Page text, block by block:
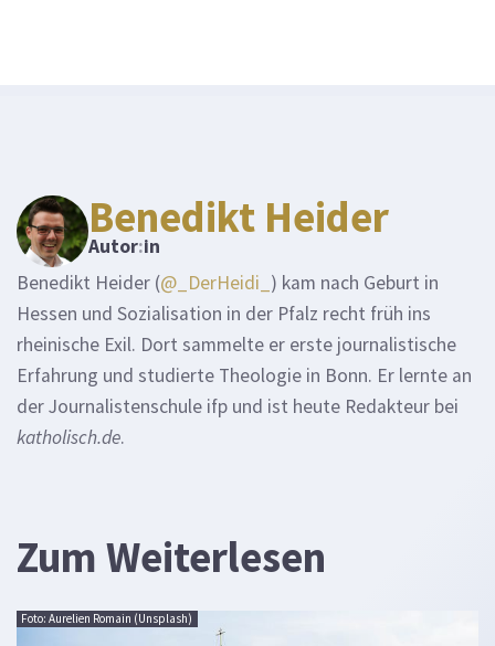
Benedikt Heider
Autor:in
Benedikt Heider (@_DerHeidi_ ) kam nach Geburt in
Hessen und Sozialisation in der Pfalz recht früh ins
rheinische Exil. Dort sammelte er erste journalistische
Erfahrung und studierte Theologie in Bonn. Er lernte an
der Journalistenschule ifp und ist heute Redakteur bei
katholisch.de.
Zum Weiterlesen
Foto: Aurelien Romain (Unsplash)